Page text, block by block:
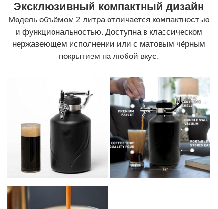
Эксклюзивный компактный дизайн
Модель объёмом 2 литра отличается компактностью
и функциональностью. Доступна в классическом
нержавеющем исполнении или с матовым чёрным
покрытием на любой вкус.